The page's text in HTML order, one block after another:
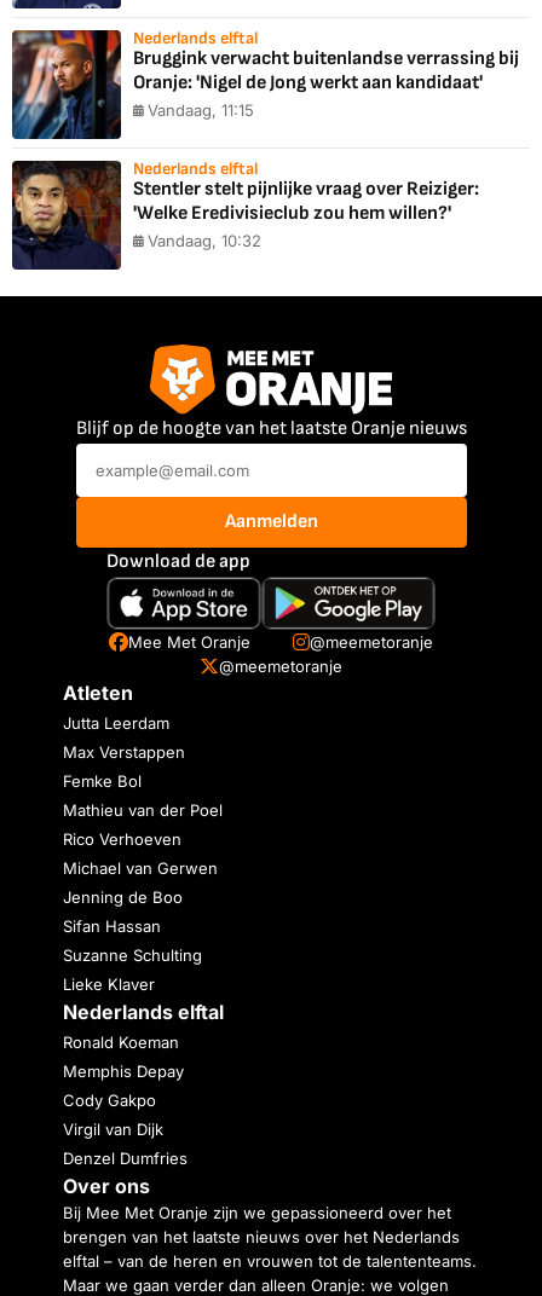
Nederlands elftal
Bruggink verwacht buitenlandse verrassing bij
Oranje: 'Nigel de Jong werkt aan kandidaat'
Vandaag, 11:15
Nederlands elftal
Stentler stelt pijnlijke vraag over Reiziger:
'Welke Eredivisieclub zou hem willen?'
Vandaag, 10:32
Blijf op de hoogte van het laatste Oranje nieuws
Aanmelden
Download de app
Mee Met Oranje
@meemetoranje
@meemetoranje
Atleten
Jutta Leerdam
Max Verstappen
Femke Bol
Mathieu van der Poel
Rico Verhoeven
Michael van Gerwen
Jenning de Boo
Sifan Hassan
Suzanne Schulting
Lieke Klaver
Nederlands elftal
Ronald Koeman
Memphis Depay
Cody Gakpo
Virgil van Dijk
Denzel Dumfries
Over ons
Bij Mee Met Oranje zijn we gepassioneerd over het
brengen van het laatste nieuws over het Nederlands
elftal – van de heren en vrouwen tot de talententeams.
Maar we gaan verder dan alleen Oranje: we volgen